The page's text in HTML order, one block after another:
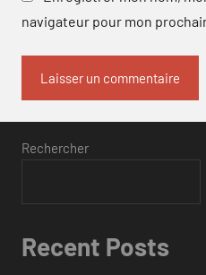
navigateur pour mon
Rechercher
Recent Posts